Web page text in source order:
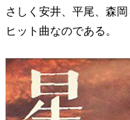
さしく安井、平尾、森
ヒット曲なのである。